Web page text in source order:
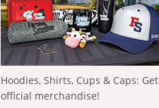
Hoodies, Shirts, Cups & Caps: Get
official merchandise!